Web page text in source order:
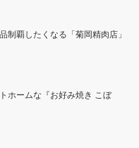
制覇したくなる「菊岡精肉店」
ホームな『お好み焼き こぼ